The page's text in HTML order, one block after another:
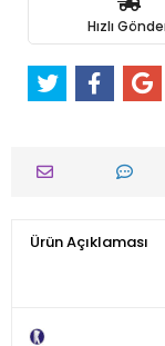
Hızlı
Ürün Açıklaması